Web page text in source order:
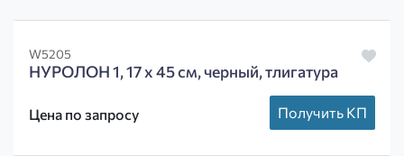
W5205
НУРОЛОН 1, 17 х 45 см, черный, тлигатура
Цена по запросу Получить КП